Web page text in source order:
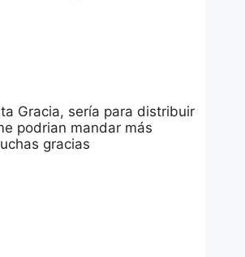
Gracia, sería para distribuir
podrian mandar más
gracias